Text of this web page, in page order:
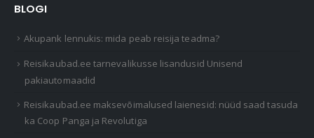
BLOGI
Akupank lennukis: mida peab reisija teadma?
Reisikaubad.ee tarnevalikusse lisandusid Unisend
pakiautomaadid
Reisikaubad.ee maksevõimalused laienesid: nüüd saad tasuda
ka Coop Panga ja Revolutiga